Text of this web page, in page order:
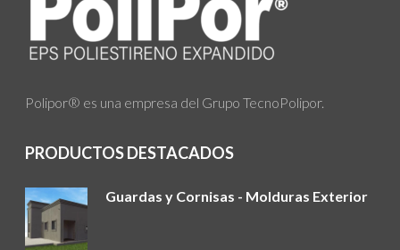
Polipor® es una empresa del Grupo TecnoPolipor.
PRODUCTOS DESTACADOS
Guardas y Cornisas - Molduras Exterior